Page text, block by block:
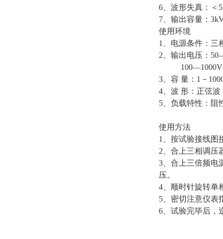
6、波形失真：＜
7、输出容量：
使用环境
1、电源条件：三
2、输出电压：
100—1000V(
3、容 量：1－
4、波 形：正弦
5、负载特性：阻
使用方法
1、按试验接线图
2、合上三相调压
3、合上三倍频电
压。
4、顺时针旋转单
5、密切注意仪表
6、试验完毕后，